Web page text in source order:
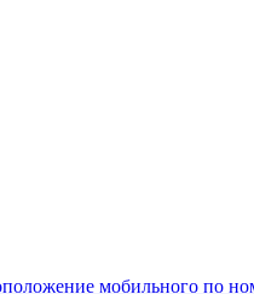
мобильного по